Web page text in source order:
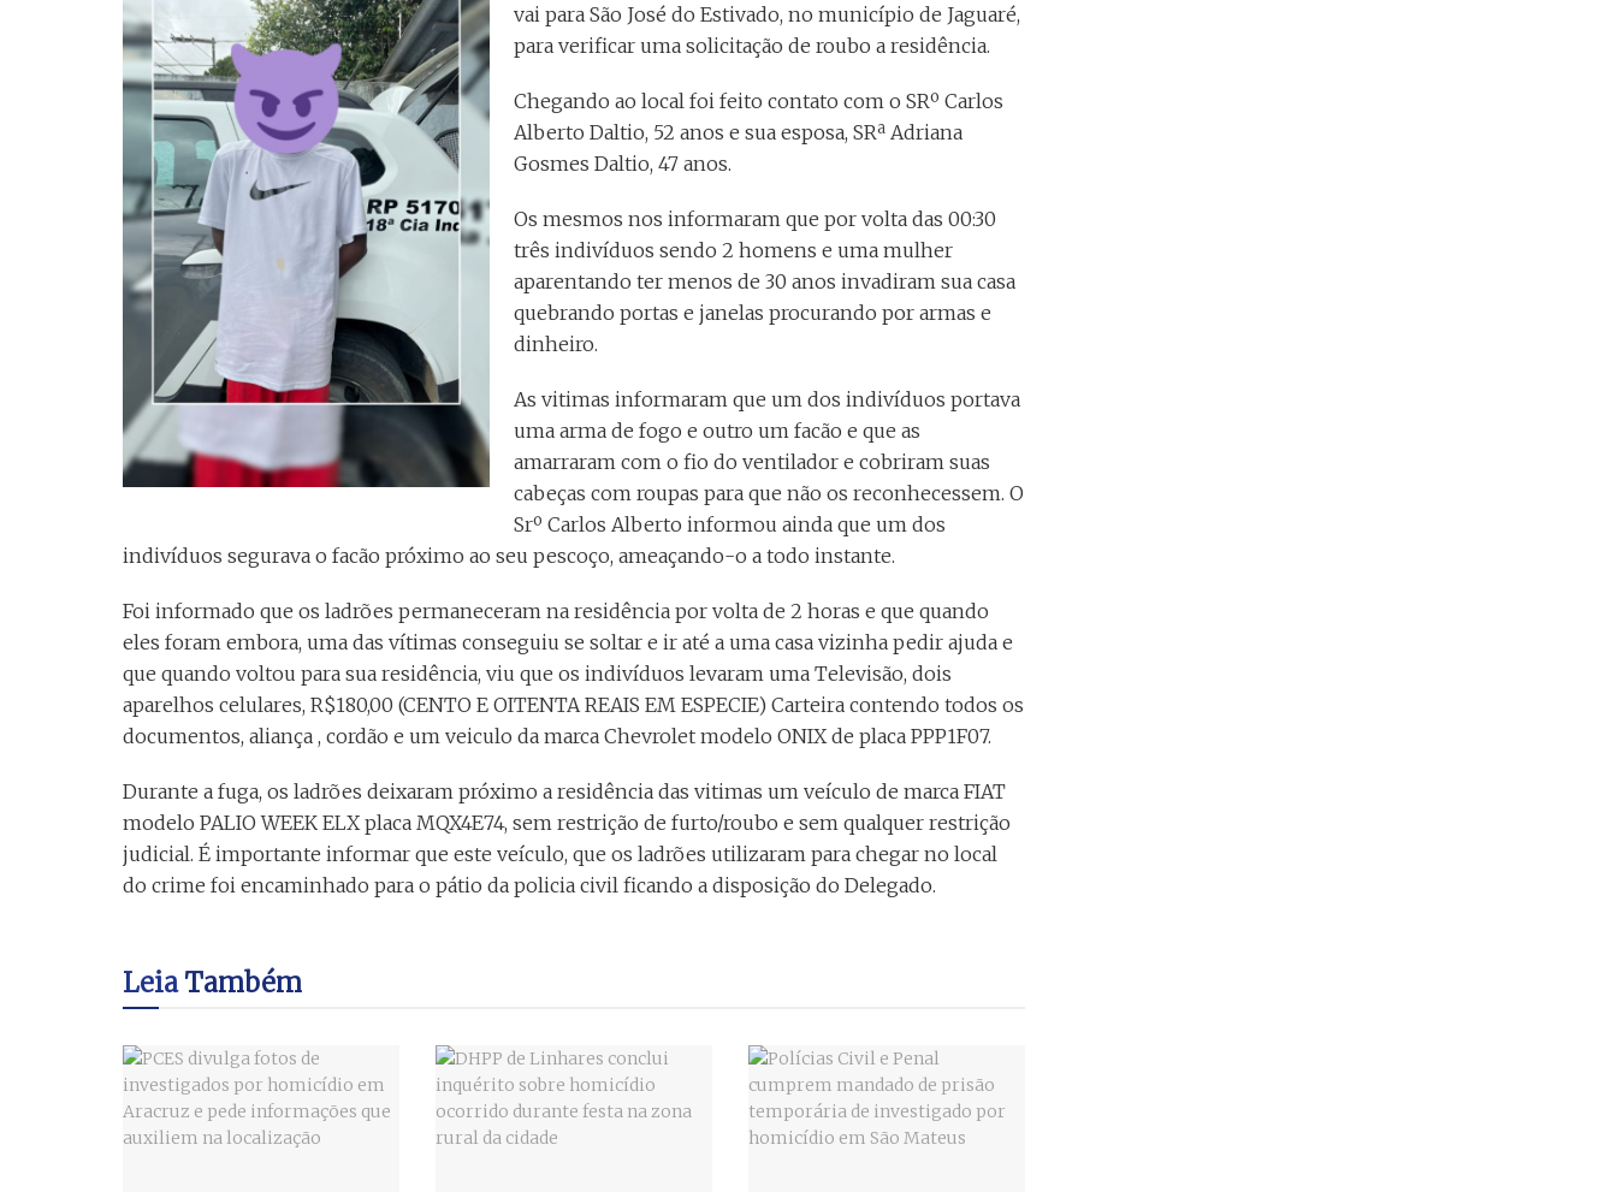
vai para São José do Estivado, no município de Jaguaré,
para verificar uma solicitação de roubo a residência.
Chegando ao local foi feito contato com o SRº Carlos
Alberto Daltio, 52 anos e sua esposa, SRª Adriana
Gosmes Daltio, 47 anos.
Os mesmos nos informaram que por volta das 00:30
três indivíduos sendo 2 homens e uma mulher
aparentando ter menos de 30 anos invadiram sua casa
quebrando portas e janelas procurando por armas e
dinheiro.
As vitimas informaram que um dos indivíduos portava
uma arma de fogo e outro um facão e que as
amarraram com o fio do ventilador e cobriram suas
cabeças com roupas para que não os reconhecessem. O
Srº Carlos Alberto informou ainda que um dos
indivíduos segurava o facão próximo ao seu pescoço, ameaçando-o a todo instante.
Foi informado que os ladrões permaneceram na residência por volta de 2 horas e que quando
eles foram embora, uma das vítimas conseguiu se soltar e ir até a uma casa vizinha pedir ajuda e
que quando voltou para sua residência, viu que os indivíduos levaram uma Televisão, dois
aparelhos celulares, R$180,00 (CENTO E OITENTA REAIS EM ESPECIE) Carteira contendo todos os
documentos, aliança , cordão e um veiculo da marca Chevrolet modelo ONIX de placa PPP1F07.
Durante a fuga, os ladrões deixaram próximo a residência das vitimas um veículo de marca FIAT
modelo PALIO WEEK ELX placa MQX4E74, sem restrição de furto/roubo e sem qualquer restrição
judicial. É importante informar que este veículo, que os ladrões utilizaram para chegar no local
do crime foi encaminhado para o pátio da policia civil ficando a disposição do Delegado.
LeiaTambém